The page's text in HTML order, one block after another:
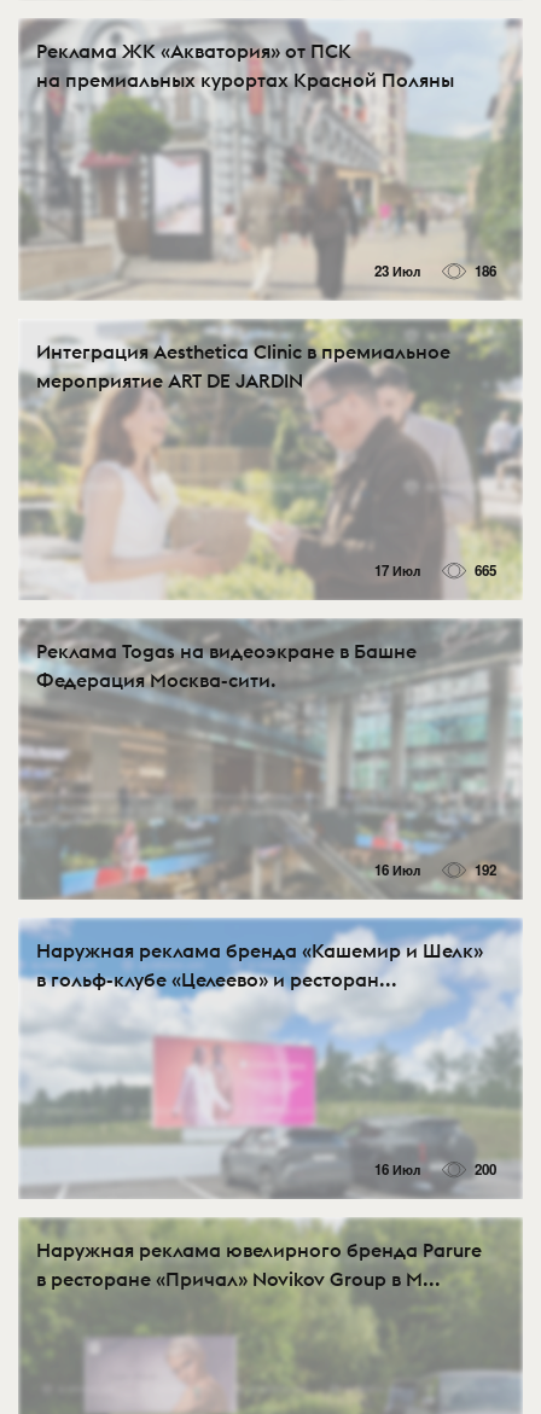
Реклама ЖК «Акватория» от ПСК
на премиальных курортах Красной Поляны
23 Июл 186
Интеграция Aesthetica Clinic в премиальное
мероприятие ART DE JARDIN
17 Июл 665
Реклама Togas на видеоэкране в Башне
Федерация Москва-сити.
16 Июл 192
Наружная реклама бренда «Кашемир и Шелк»
в гольф-клубе «Целеево» и ресторан...
16 Июл 200
Наружная реклама ювелирного бренда Parure
в ресторане «Причал» Novikov Group в М...